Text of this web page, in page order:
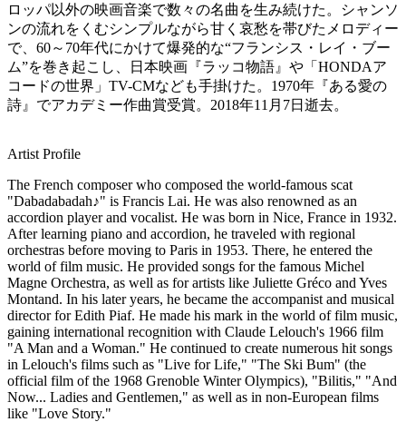
ロッパ以外の映画音楽で数々の名曲を生み続けた。シャンソ
ンの流れをくむシンプルながら甘く哀愁を帯びたメロディー
で、60～70年代にかけて爆発的な“フランシス・レイ・ブー
ム”を巻き起こし、日本映画『ラッコ物語』や「HONDAア
コードの世界」TV-CMなども手掛けた。1970年『ある愛の
詩』でアカデミー作曲賞受賞。2018年11月7日逝去。
Artist Profile
The French composer who composed the world-famous scat
"Dabadabadah♪" is Francis Lai. He was also renowned as an
accordion player and vocalist. He was born in Nice, France in 1932.
After learning piano and accordion, he traveled with regional
orchestras before moving to Paris in 1953. There, he entered the
world of film music. He provided songs for the famous Michel
Magne Orchestra, as well as for artists like Juliette Gréco and Yves
Montand. In his later years, he became the accompanist and musical
director for Edith Piaf. He made his mark in the world of film music,
gaining international recognition with Claude Lelouch's 1966 film
"A Man and a Woman." He continued to create numerous hit songs
in Lelouch's films such as "Live for Life," "The Ski Bum" (the
official film of the 1968 Grenoble Winter Olympics), "Bilitis," "And
Now... Ladies and Gentlemen," as well as in non-European films
like "Love Story."